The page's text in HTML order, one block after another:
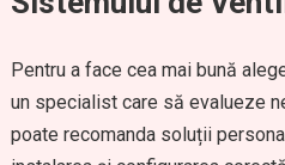
Pentru a face cea mai bună
un specialist care să evalueze
poate recomanda soluții